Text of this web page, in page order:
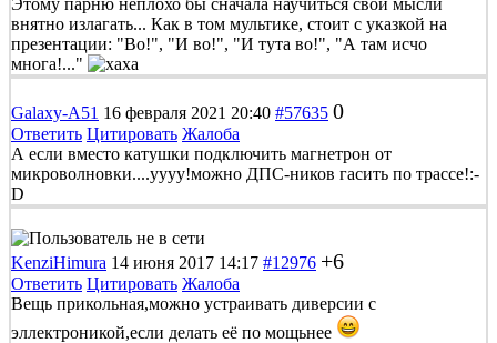
внятно излагать... Как в том мультике, стоит с указкой на
презентации: "Во!", "И во!", "И тута во!", "А там исчо
многа!..."
Galaxy-A51 16 февраля 2021 20:40 #57635 0
Ответить Цитировать Жалоба
А если вместо катушки подключить магнетрон от
микроволновки....уууу!можно ДПС-ников гасить по трассе!:-
D
KenziHimura 14 июня 2017 14:17 #12976 +6
Ответить Цитировать Жалоба
Вещь прикольная,можно устраивать диверсии с
эллектроникой,если делать её по мощьнее